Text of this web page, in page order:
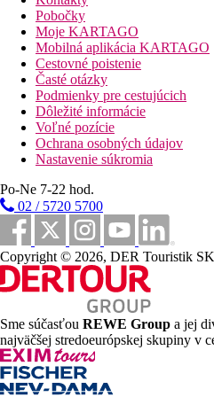
Stravovanie
All inclusive
Raňajky, obed a večera
Ľahký snack počas dňa.
Alkoholické a
Zábava
Občasné animačné programy.
zábavy v centre Laganas.
Detská postieľka zadarmo (na
Športová ponuka
Za poplatok:nemotorizované
Web
https://www.gardelliresort.com/
Internet
Zadarmo:
Oficiálna kategória
Pobočky
Moje KARTAGO
Mobilná aplikácia KARTAGO
Cestovné poistenie
Časté otázky
Podmienky pre cestujúcich
Dôležité informácie
Voľné pozície
Ochrana osobných údajov
Nastavenie súkromia
Po-Ne 7-22 hod.
02 / 5720 5700
Copyright © 2026, DER Touristik SK
Sme súčasťou REWE Group a jej
najväčšej stredoeurópskej skupiny v